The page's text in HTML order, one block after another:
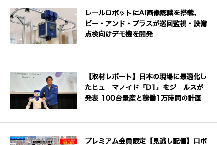
レールロボットにAI画像認識を搭載、
ビー・アンド・プラスが巡回監視・設備
点検向けデモ機を開発
【取材レポート】日本の現場に最適化し
たヒューマノイド「D1」をジールスが
発表 100台量産と稼働1万時間の計画
プレミアム会員限定【見逃し配信】ロボ